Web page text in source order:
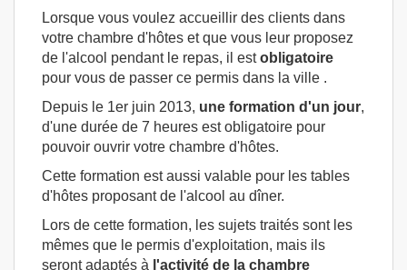
Lorsque vous voulez accueillir des clients dans
votre chambre d'hôtes et que vous leur proposez
de l'alcool pendant le repas, il estobligatoire
pour vous de passer ce permis dans la ville .
Depuis le 1er juin 2013, une formation d'un jour,
d'une durée de 7 heures est obligatoire pour
pouvoir ouvrir votre chambre d'hôtes.
Cette formation est aussi valable pour les tables
d'hôtes proposant de l'alcool au dîner.
Lors de cette formation, les sujets traités sont les
mêmes que le permis d'exploitation, mais ils
seront adaptés à l'activité de la chambre